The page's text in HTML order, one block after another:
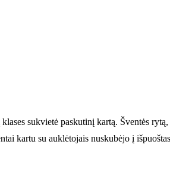
sukvietė paskutinį kartą. Šventės
kartu su auklėtojais nuskubėjo į